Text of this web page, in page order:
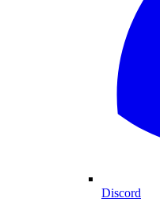
Discord